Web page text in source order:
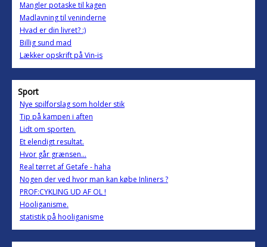
Mangler potaske til kagen
Madlavning til veninderne
Hvad er din livret? :)
Billig sund mad
Lækker opskrift på Vin-is
Sport
Nye spilforslag som holder stik
Tip på kampen i aften
Lidt om sporten.
Et elendigt resultat.
Hvor går grænsen...
Real tørret af Getafe - haha
Nogen der ved hvor man kan købe Inliners ?
PROF:CYKLING UD AF OL !
Hooliganisme.
statistik på hooliganisme